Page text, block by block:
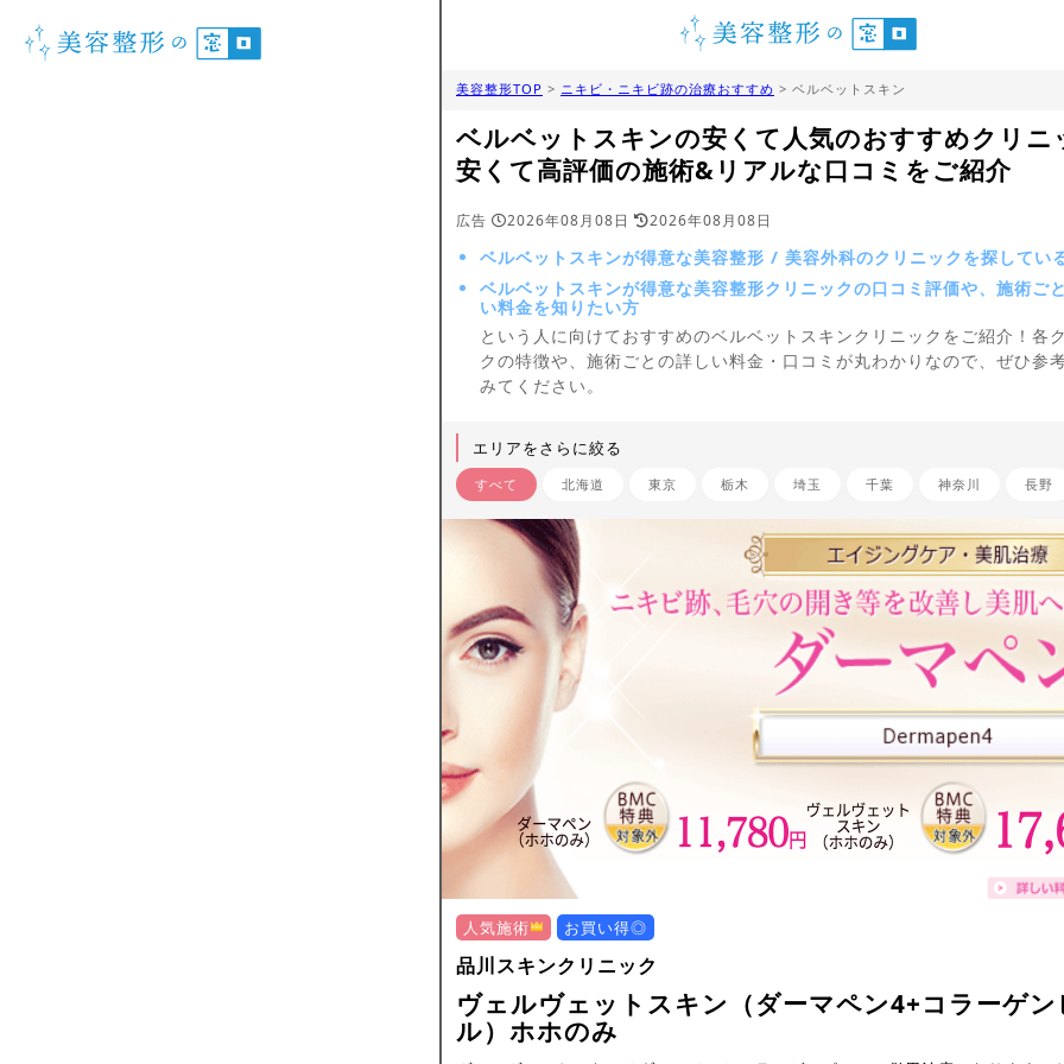
美容整形TOP > ニキビ・ニキビ跡の治療おすすめ > ベルベットスキン
ベルベットスキンの安くて人気のおすすめクリニ
安くて高評価の施術&リアルな口コミをご紹介
広告 2026年08月08日 2026年08月08日
ベルベットスキンが得意な美容整形 / 美容外科のクリニックを探してい
ベルベットスキンが得意な美容整形クリニックの口コミ評価や、施術ご
い料金を知りたい方
という人に向けておすすめのベルベットスキンクリニックをご紹介！各
クの特徴や、施術ごとの詳しい料金・口コミが丸わかりなので、ぜひ参
みてください。
エリアをさらに絞る
すべて 北海道 東京 栃木 埼玉 千葉 神奈川 長野
人気施術 お買い得◎
品川スキンクリニック
ヴェルヴェットスキン（ダーマペン4+コラーゲン
ル）ホホのみ